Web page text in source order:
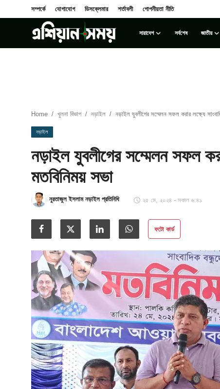
সম্পর্কে যোগাযোগ ডিসক্লেমার শর্তাবলী গোপনীয়তা নীতি
সারাদেশ সর্বশেষ জাতীয়
ডিসক্লেমার
গোপনীয়তা নীতি
আন্তর্জাতিক
Home খুলনা বিভাগ নড়াইল নড়াইল যুবলীগের সম্মেলন সফল করার লক্ষ্যে
নড়াইল
নড়াইল যুবলীগের সম্মেলন সফল
মতবিনিময় সভা
নুরতাজুল ইসলাম নড়াইল প্রতিনিধি ২৫ মে, ২০২৪ - সকাল ৬:৪১
ফটো কার্ড